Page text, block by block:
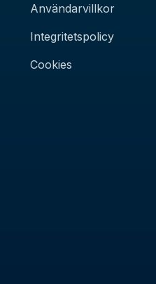
Användarvillkor
Integritetspolicy
Cookies